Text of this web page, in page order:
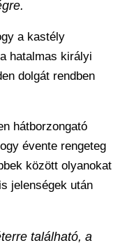
a kastély
hatalmas királyi
dolgát rendben
hátborzongató
évente rengeteg
között olyanokat
jelenségek után
található, a